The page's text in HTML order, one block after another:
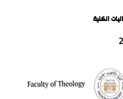
الكلية